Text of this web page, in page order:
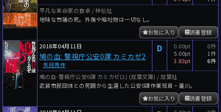
平凡な革命家の食卓 / 祥伝社
地味な市議の死。外傷や嘔吐物は一切なし。
読書登録
お気に入り
2018年04月11日
鳩の血: 警視庁公安0課 カミカゼ2
矢月秀作
D
0.00pt
5.00pt
3.83pt
0件
1件
6件
鳩の血-警視庁公安0課 カミカゼ(2) (双葉文庫) / 双葉社
武装市民団体との死闘から生還した公安0課作業班員・瀧川。
読書登録
お気に入り